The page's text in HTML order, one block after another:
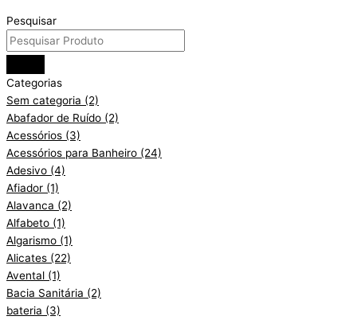
Pesquisar
Categorias
Sem categoria (2)
Abafador de Ruído (2)
Acessórios (3)
Acessórios para Banheiro (24)
Adesivo (4)
Afiador (1)
Alavanca (2)
Alfabeto (1)
Algarismo (1)
Alicates (22)
Avental (1)
Bacia Sanitária (2)
bateria (3)